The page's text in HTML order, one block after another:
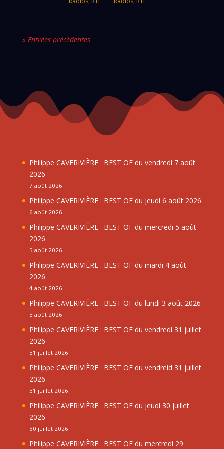
« Entrées précédentes
Philippe CAVERIVIÈRE : BEST OF du vendredi 7 août
2026
7 août 2026
Philippe CAVERIVIÈRE : BEST OF du jeudi 6 août 2026
6 août 2026
Philippe CAVERIVIÈRE : BEST OF du mercredi 5 août
2026
5 août 2026
Philippe CAVERIVIÈRE : BEST OF du mardi 4 août
2026
4 août 2026
Philippe CAVERIVIÈRE : BEST OF du lundi 3 août 2026
3 août 2026
Philippe CAVERIVIÈRE : BEST OF du vendredi 31 juillet
2026
31 juillet 2026
Philippe CAVERIVIÈRE : BEST OF du vendreid 31 juillet
2026
31 juillet 2026
Philippe CAVERIVIÈRE : BEST OF du jeudi 30 juillet
2026
30 juillet 2026
Philippe CAVERIVIÈRE : BEST OF du mercredi 29